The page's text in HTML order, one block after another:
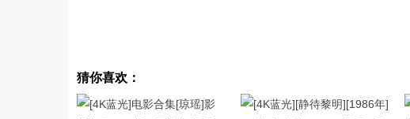
猜你喜欢：